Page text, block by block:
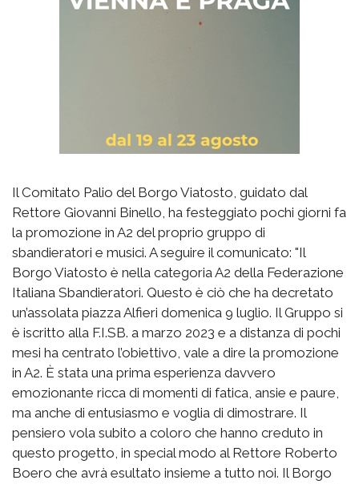
Il Comitato Palio del Borgo Viatosto, guidato dal
Rettore Giovanni Binello, ha festeggiato pochi giorni fa
la promozione in A2 del proprio gruppo di
sbandieratori e musici. A seguire il comunicato: "Il
Borgo Viatosto è nella categoria A2 della Federazione
Italiana Sbandieratori. Questo è ciò che ha decretato
un’assolata piazza Alfieri domenica 9 luglio. Il Gruppo si
è iscritto alla F.I.SB. a marzo 2023 e a distanza di pochi
mesi ha centrato l’obiettivo, vale a dire la promozione
in A2. È stata una prima esperienza davvero
emozionante ricca di momenti di fatica, ansie e paure,
ma anche di entusiasmo e voglia di dimostrare. Il
pensiero vola subito a coloro che hanno creduto in
questo progetto, in special modo al Rettore Roberto
Boero che avrà esultato insieme a tutto noi. Il Borgo